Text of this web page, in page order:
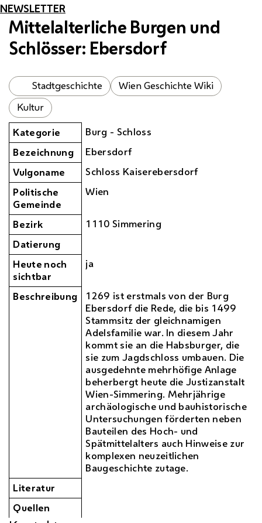
NEWSLETTER
Mittelalterliche Burgen und
Schlösser: Ebersdorf
Stadtgeschichte
Wien Geschichte Wiki
Kultur
Kategorie
Burg - Schloss
Bezeichnung
Ebersdorf
Vulgoname
Schloss Kaiserebersdorf
Politische
Gemeinde
Wien
Bezirk
1110 Simmering
Datierung
Heute noch
sichtbar
ja
Beschreibung
1269 ist erstmals von der Burg
Ebersdorf die Rede, die bis 1499
Stammsitz der gleichnamigen
Adelsfamilie war. In diesem Jahr
kommt sie an die Habsburger, die
sie zum Jagdschloss umbauen. Die
ausgedehnte mehrhöfige Anlage
beherbergt heute die Justizanstalt
Wien-Simmering. Mehrjährige
archäologische und bauhistorische
Untersuchungen förderten neben
Bauteilen des Hoch- und
Spätmittelalters auch Hinweise zur
komplexen neuzeitlichen
Baugeschichte zutage.
Literatur
Quellen